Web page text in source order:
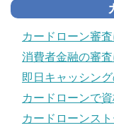
カードローン審
消費者金融の審
即日キャッシン
カードローンで
カードローンス